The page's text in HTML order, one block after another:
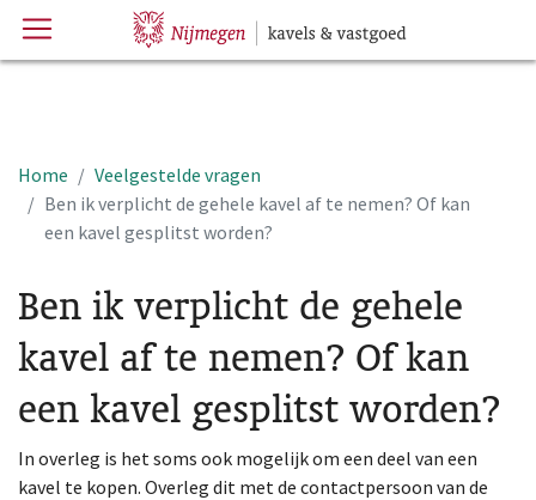
Menu Hoofdpagina
Home
Veelgestelde vragen
Ben ik verplicht de gehele kavel af te nemen? Of kan
een kavel gesplitst worden?
Ben ik verplicht de gehele
kavel af te nemen? Of kan
een kavel gesplitst worden?
In overleg is het soms ook mogelijk om een deel van een
kavel te kopen. Overleg dit met de contactpersoon van de